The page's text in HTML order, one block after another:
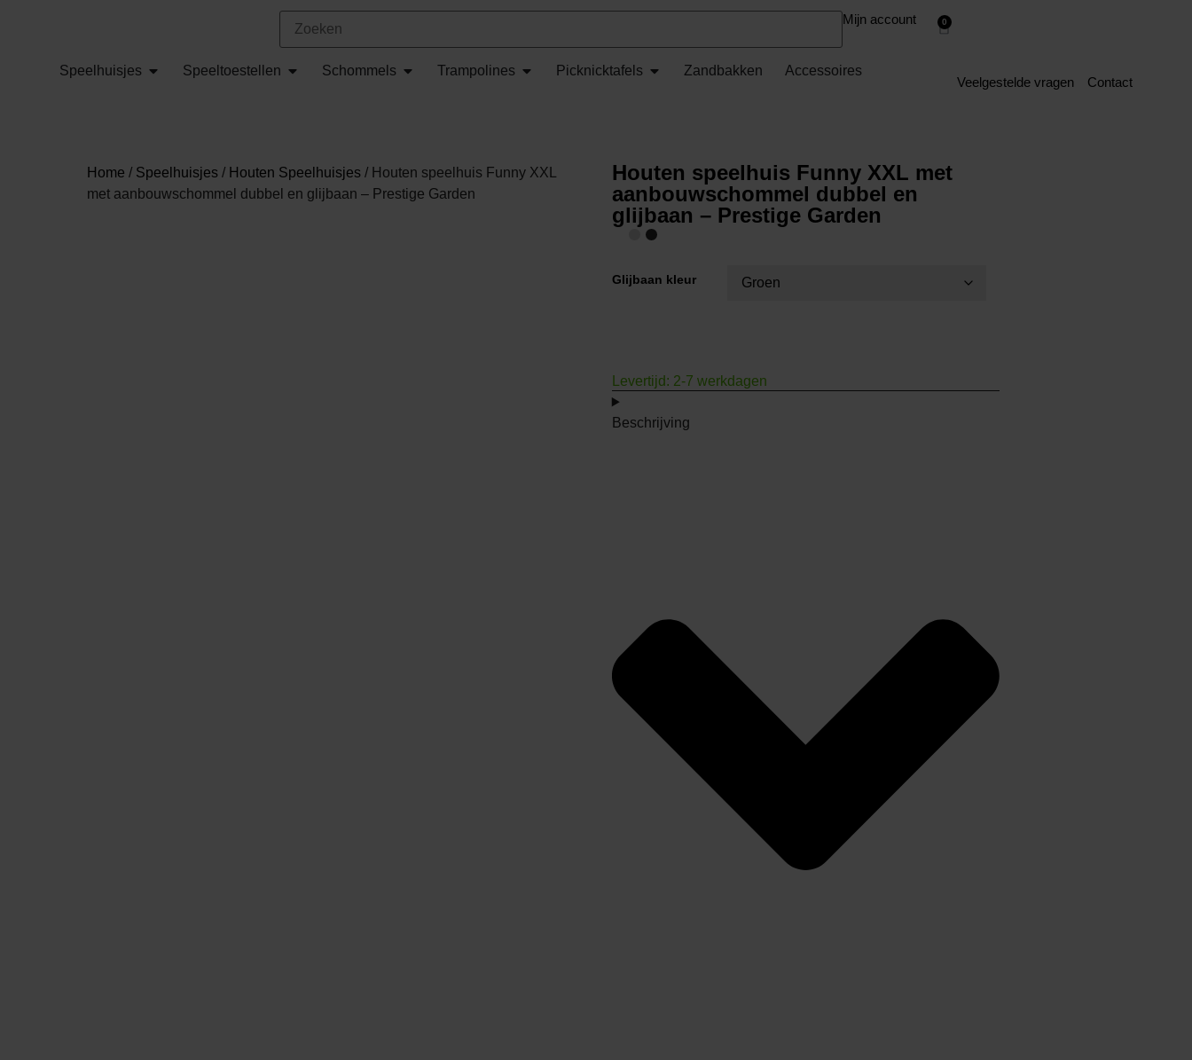
Mijn account 0
Speelhuisjes Speeltoestellen Schommels Trampolines Picknicktafels Zandbakken Accessoires
Veelgestelde vragen Contact
Houten speelhuis Funny XXL met
aanbouwschommel dubbel en
glijbaan – Prestige Garden
Glijbaan kleur
Levertijd: 2-7 werkdagen
Beschrijving
Home / Speelhuisjes / Houten Speelhuisjes / Houten speelhuis Funny XXL
met aanbouwschommel dubbel en glijbaan – Prestige Garden